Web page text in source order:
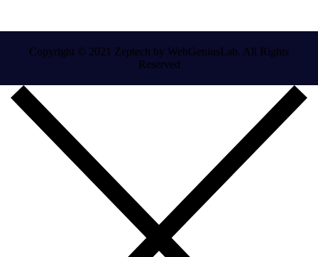
Copyright © 2021 Zeptech by WebGeniusLab. All Rights
Reserved